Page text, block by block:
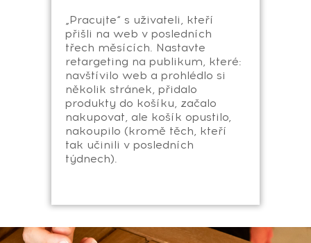
„Pracujte“ s uživateli, kteří
přišli na web v posledních
třech měsících. Nastavte
retargeting na publikum, které:
navštívilo web a prohlédlo si
několik stránek, přidalo
produkty do košíku, začalo
nakupovat, ale košík opustilo,
nakoupilo (kromě těch, kteří
tak učinili v posledních
týdnech).